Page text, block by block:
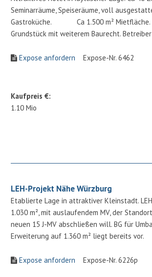
Seminarräume, Speiseräume, voll
Gastroküche. Ca 1.500 m² Mietfläche.
Grundstück mit weiterem Baurecht.
Expose anfordern Expose-Nr. 6462
Kaufpreis €:
1.10 Mio
LEH-Projekt Nähe Würzburg
Etablierte Lage in attraktiver Kleinstadt.
1.030 m², mit auslaufendem MV, der
neuen 15 J-MV abschließen will. BG für
Erweiterung auf 1.360 m² liegt bereits vor.
Expose anfordern Expose-Nr. 6226p